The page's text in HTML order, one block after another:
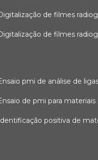
digitalização de filmes
digitalização de filmes
ensaio pmi de análise de
ensaio de pmi para
identificação positiva de